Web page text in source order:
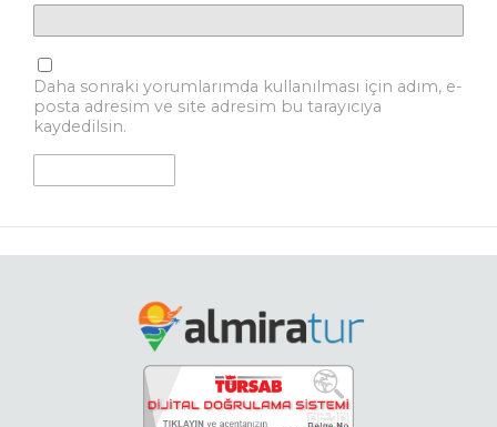
Daha sonraki yorumlarımda kullanılması için adım, e-
posta adresim ve site adresim bu tarayıcıya
kaydedilsin.